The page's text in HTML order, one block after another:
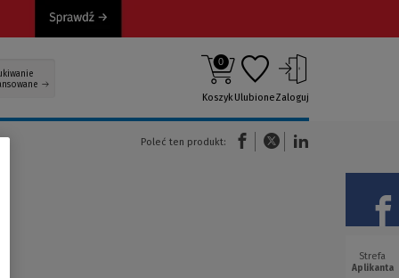
0
KoszykUlubioneZaloguj
Poleć ten produkt:
(Nowe okno)(Link do innej strony)
Strefa
Aplikanta